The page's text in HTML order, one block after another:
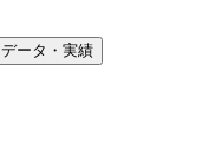
データ・実績